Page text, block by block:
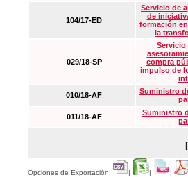
104/17-ED
Servicio de
de
formación
la
029/18-SP
Servicio
compra
impulso de
010/18-AF
Suministro
011/18-AF
Suministro
Opciones de Exportación: | | |